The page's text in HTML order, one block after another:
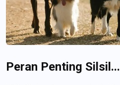
Peran Penting Silsil...